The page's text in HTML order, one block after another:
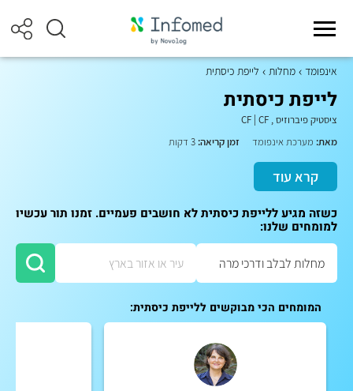
אינפומד מחלות לייפת כיסתית
לייפת כיסתית
ציסטיק פיברוזיס,
CF CF
מאת: מערכת אינפומד זמן קריאה:
קרא עוד
כשזה מגיע ללייפת כיסתית לא חושבים פעמיים. זמנו תור עכשיו
למומחים שלנו:
המומחים הכי מבוקשים ללייפת כיסתית: